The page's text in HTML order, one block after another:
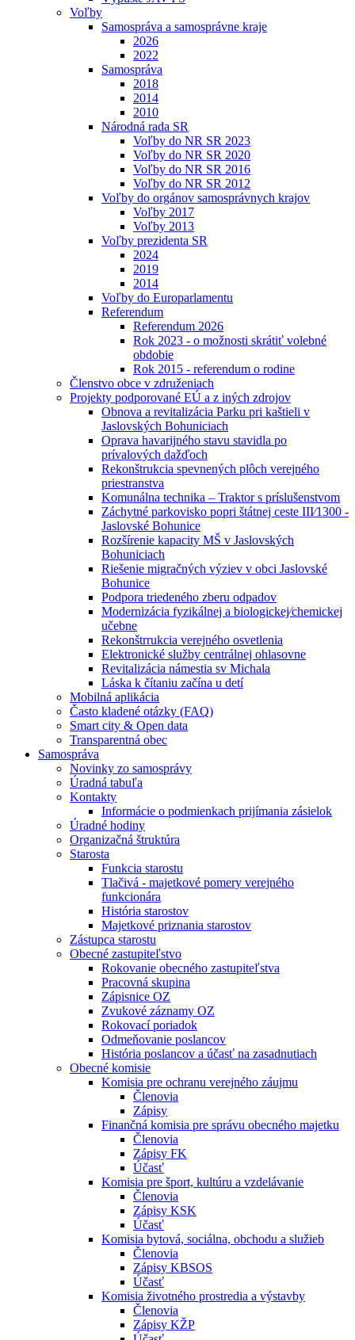
Voľby
Samospráva a samosprávne kraje
2026
2022
Samospráva
2018
2014
2010
Národná rada SR
Voľby do NR SR 2023
Voľby do NR SR 2020
Voľby do NR SR 2016
Voľby do NR SR 2012
Voľby do orgánov samosprávnych krajov
Voľby 2017
Voľby 2013
Voľby prezidenta SR
2024
2019
2014
Voľby do Europarlamentu
Referendum
Referendum 2026
Rok 2023 - o možnosti skrátiť volebné
obdobie
Rok 2015 - referendum o rodine
Členstvo obce v združeniach
Projekty podporované EÚ a z iných zdrojov
Obnova a revitalizácia Parku pri kaštieli v
Jaslovských Bohuniciach
Oprava havarijného stavu stavidla po
prívalových dažďoch
Rekonštrukcia spevnených plôch verejného
priestranstva
Komunálna technika – Traktor s príslušenstvom
Záchytné parkovisko popri štátnej ceste III⁄1300 -
Jaslovské Bohunice
Rozšírenie kapacity MŠ v Jaslovských
Bohuniciach
Riešenie migračných výziev v obci Jaslovské
Bohunice
Podpora triedeného zberu odpadov
Modernizácia fyzikálnej a biologickej⁄chemickej
učebne
Rekonštrrukcia verejného osvetlenia
Elektronické služby centrálnej ohlasovne
Revitalizácia námestia sv Michala
Láska k čítaniu začína u detí
Mobilná aplikácia
Často kladené otázky (FAQ)
Smart city & Open data
Transparentná obec
Samospráva
Novinky zo samosprávy
Úradná tabuľa
Kontakty
Informácie o podmienkach prijímania zásielok
Úradné hodiny
Organizačná štruktúra
Starosta
Funkcia starostu
Tlačivá - majetkové pomery verejného
funkcionára
História starostov
Majetkové priznania starostov
Zástupca starostu
Obecné zastupiteľstvo
Rokovanie obecného zastupiteľstva
Pracovná skupina
Zápisnice OZ
Zvukové záznamy OZ
Rokovací poriadok
Odmeňovanie poslancov
História poslancov a účasť na zasadnutiach
Obecné komisie
Komisia pre ochranu verejného záujmu
Členovia
Zápisy
Finančná komisia pre správu obecného majetku
Členovia
Zápisy FK
Účasť
Komisia pre šport, kultúru a vzdelávanie
Členovia
Zápisy KSK
Účasť
Komisia bytová, sociálna, obchodu a služieb
Členovia
Zápisy KBSOS
Účasť
Komisia životného prostredia a výstavby
Členovia
Zápisy KŽP